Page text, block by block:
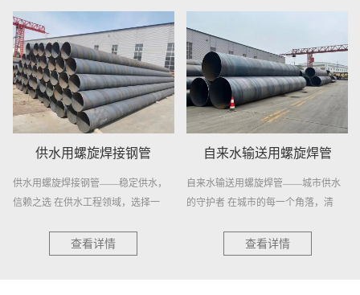
供水用螺旋焊接钢管
供水用螺旋焊接钢管——稳定供水，
信赖之选 在供水工程领域，选择一
查看详情
自来水输送用螺旋焊管
自来水输送用螺旋焊管——城市供水
的守护者 在城市的每一个角落，清
查看详情